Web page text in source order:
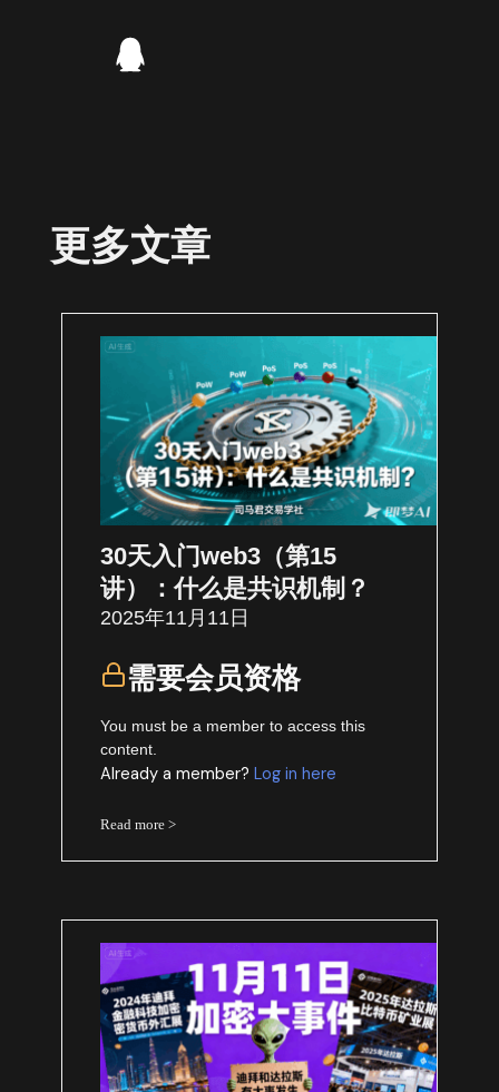
更多文章
30天入门web3（第15
讲）：什么是共识机制？
2025年11月11日
需要会员资格
You must be a member to access this
content.
Already a member?Log in here
Read more >